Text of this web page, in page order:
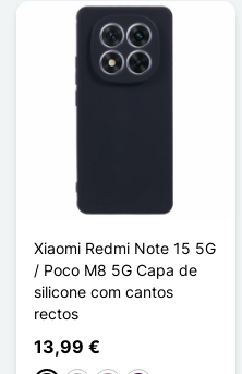
Xiaomi Redmi Note 15 5G
/ Poco M8 5G Capa de
silicone com cantos
rectos
13,99 €